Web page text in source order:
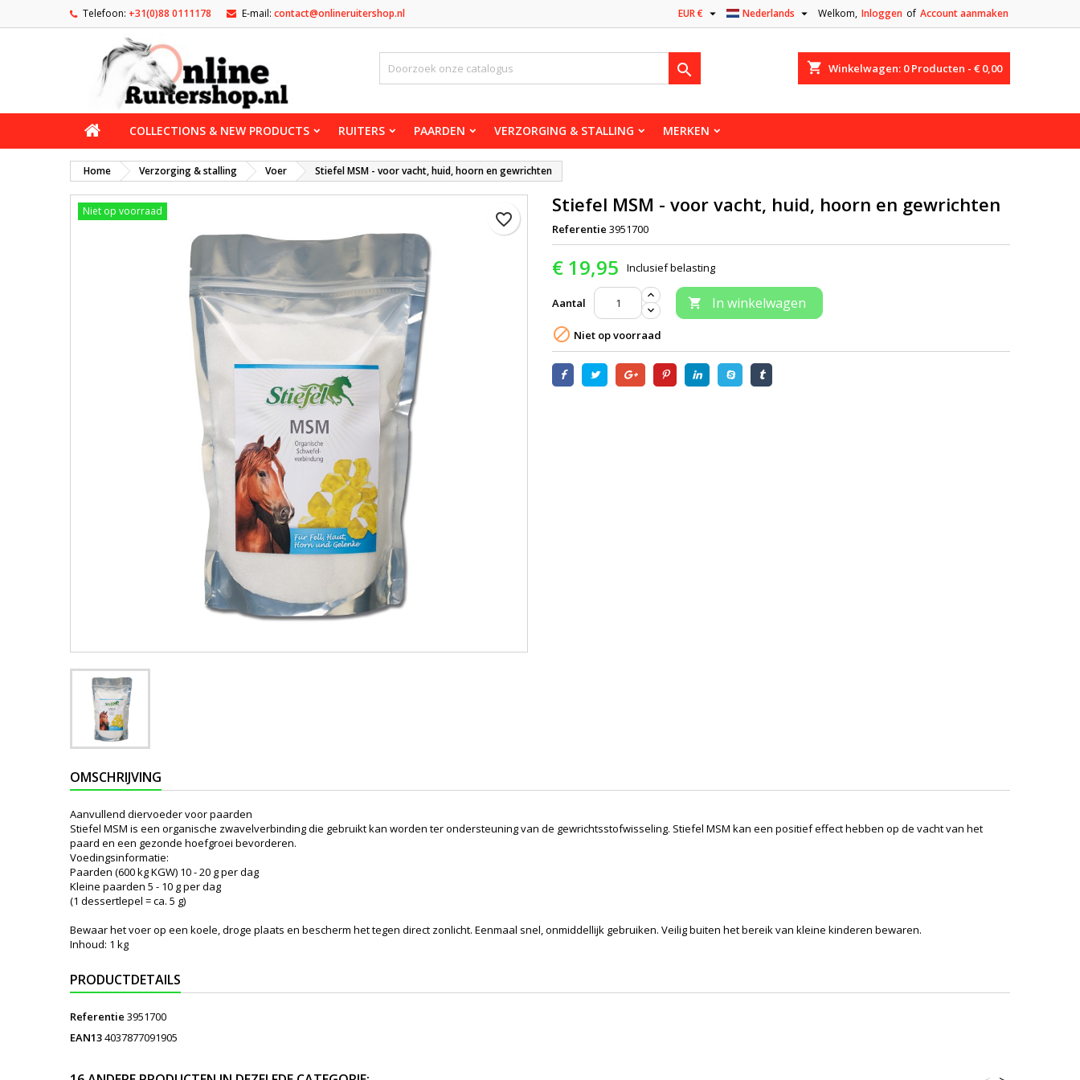
Telefoon: +31(0)88 0111178 E-mail: contact@onlineruitershop.nl Welkom, Inloggen of Account aanmaken
Nederlands 
EUR € 
shopping_cart Winkelwagen: 0Producten - € 0,00

COLLECTIONS & NEW PRODUCTS RUITERS PAARDEN VERZORGING & STALLING MERKEN
Home Verzorging & stalling Voer Stiefel MSM - voor vacht, huid, hoorn en gewrichten
favorite_border
Niet op voorraad Stiefel MSM - voor vacht, huid, hoorn en gewrichten
Referentie 3951700
€ 19,95 Inclusief belasting
Aantal  In winkelwagen
 Niet op voorraad
OMSCHRIJVING
Aanvullend diervoeder voor paarden
Stiefel MSM is een organische zwavelverbinding die gebruikt kan worden ter ondersteuning van de gewrichtsstofwisseling. Stiefel MSM kan een positief effect hebben op de vacht van het
paard en een gezonde hoefgroei bevorderen.
Voedingsinformatie:
Paarden (600 kg KGW) 10 - 20 g per dag
Kleine paarden 5 - 10 g per dag
(1 dessertlepel = ca. 5 g)
Bewaar het voer op een koele, droge plaats en bescherm het tegen direct zonlicht. Eenmaal snel, onmiddellijk gebruiken. Veilig buiten het bereik van kleine kinderen bewaren.
Inhoud: 1 kg
PRODUCTDETAILS
Referentie 3951700
EAN134037877091905